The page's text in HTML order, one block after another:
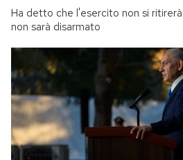
Ha detto che l'esercito non si
non sarà disarmato